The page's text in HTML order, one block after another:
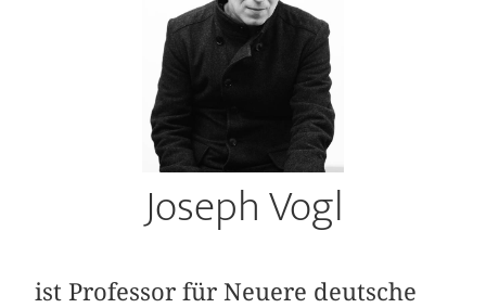
Joseph Vogl
ist Professor für Neuere deutsche